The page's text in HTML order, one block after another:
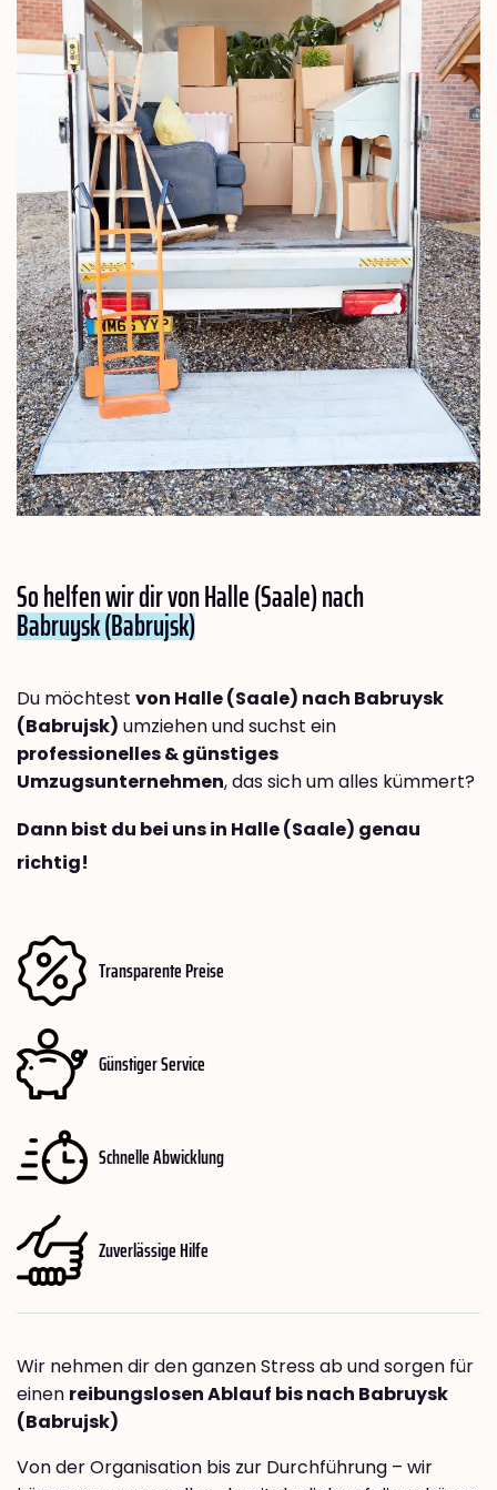
So helfen wir dir von Halle (Saale) nach
Babruysk (Babrujsk)
Du möchtest von Halle (Saale) nach Babruysk
(Babrujsk) umziehen und suchst ein
professionelles & günstiges
Umzugsunternehmen, das sich um alles kümmert?
Dann bist du bei uns in Halle (Saale) genau
richtig!
Transparente Preise
Günstiger Service
Schnelle Abwicklung
Zuverlässige Hilfe
Wir nehmen dir den ganzen Stress ab und sorgen für
einen reibungslosen Ablauf bis nach Babruysk
(Babrujsk)
Von der Organisation bis zur Durchführung – wir